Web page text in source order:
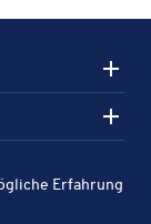
Erfahrung